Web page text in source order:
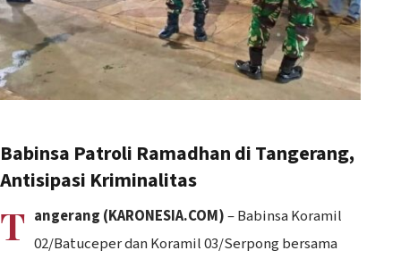
Babinsa Patroli Ramadhan di Tangerang,
Antisipasi Kriminalitas
T angerang (KARONESIA.COM)– Babinsa Koramil
02/Batuceper dan Koramil 03/Serpong bersama